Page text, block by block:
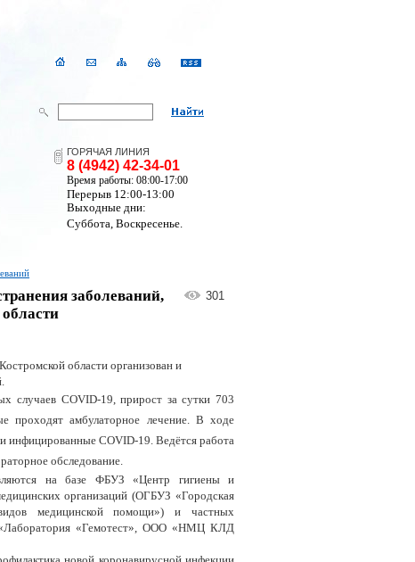
ГОРЯЧАЯ ЛИНИЯ
8 (4942) 42-34-01
Время работы: 08:00-17:00
Перерыв 12:00-13:00
Выходные дни:
Суббота, Воскресенье.
заболеваний,
301
области организован и
случаев COVID-19, прирост за сутки 703
проходят амбулаторное лечение. В ходе
инфицированные COVID-19. Ведётся работа
обследование.
на базе ФБУЗ «Центр гигиены и
организаций (ОГБУЗ «Городская
медицинской помощи») и частных
«Гемотест», ООО «НМЦ КЛД